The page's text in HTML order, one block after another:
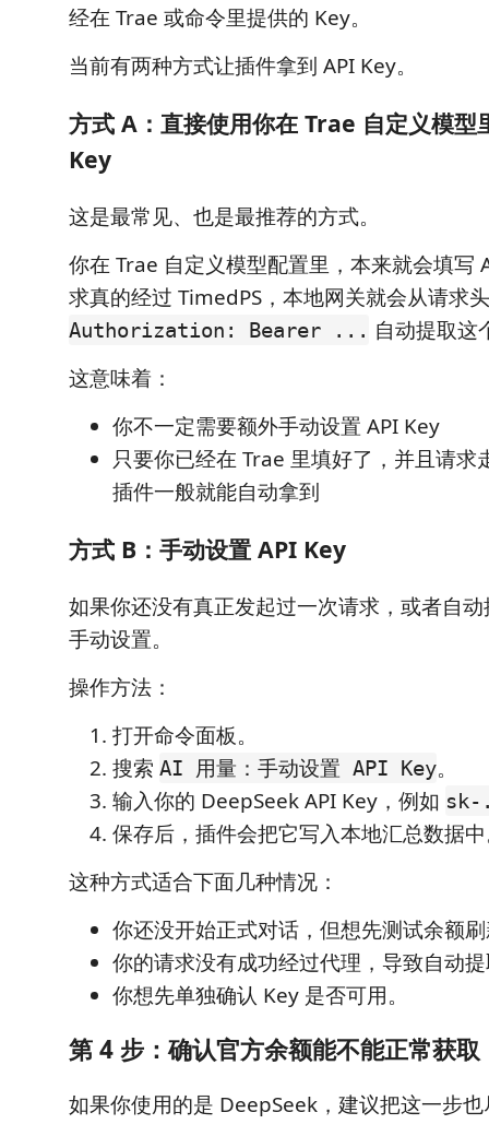
经在 Trae 或命令里提供的 Key。
当前有两种方式让插件拿到 API Key。
方式 A：直接使用你在 Trae 自定义模型
Key
这是最常见、也是最推荐的方式。
你在 Trae 自定义模型配置里，本来就会填写
求真的经过 TimedPS，本地网关就会从请求
Authorization: Bearer ... 自动提取这
这意味着：
你不一定需要额外手动设置 API Key
只要你已经在 Trae 里填好了，并且请求
插件一般就能自动拿到
方式 B：手动设置 API Key
如果你还没有真正发起过一次请求，或者自
手动设置。
操作方法：
打开命令面板。
搜索 AI 用量：手动设置 API Key。
输入你的 DeepSeek API Key，例如
保存后，插件会把它写入本地汇总数据
这种方式适合下面几种情况：
你还没开始正式对话，但想先测试余额
你的请求没有成功经过代理，导致自动
你想先单独确认 Key 是否可用。
第 4 步：确认官方余额能不能正常获取
如果你使用的是 DeepSeek，建议把这一步